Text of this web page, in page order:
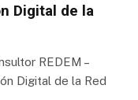
Digital de la
REDEM –
Digital de la Red